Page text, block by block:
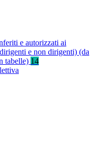
e autorizzati ai
e non dirigenti) (da
tabelle) 14